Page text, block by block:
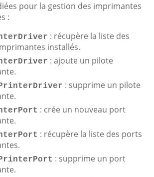
pour la gestion des imprimantes
:
: récupère la liste des
installés.
: ajoute un pilote
PrinterDriver : supprime un pilote
: crée un nouveau port
: récupère la liste des ports
PrinterPort : supprime un port